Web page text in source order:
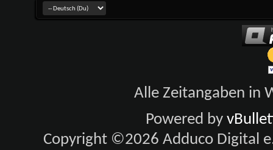
Alle Zeitangaben in
Powered by
Copyright ©2026 Adduco Digital